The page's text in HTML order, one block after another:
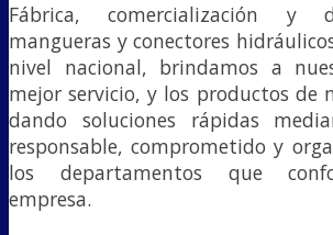
Fábrica, comercialización y
mangueras y conectores
nivel nacional, brindamos a
mejor servicio, y los productos de
dando soluciones rápidas
responsable, comprometido y
los departamentos que
empresa.